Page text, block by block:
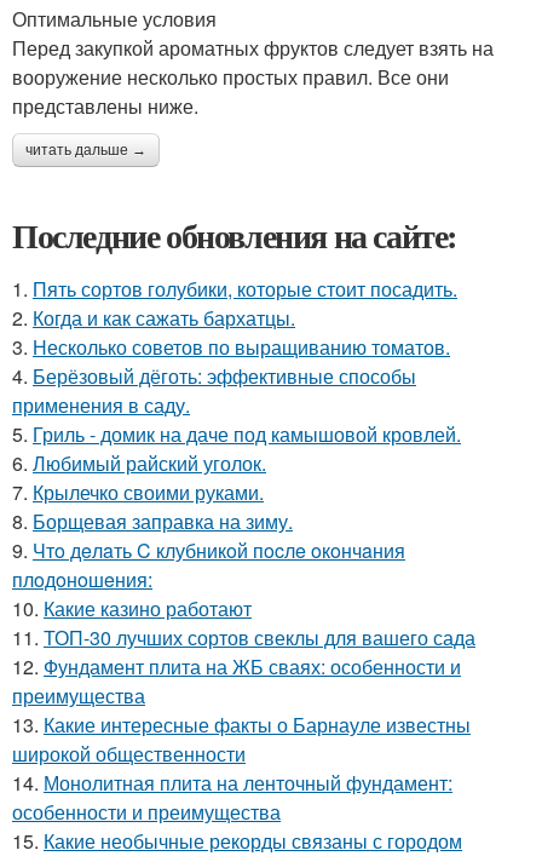
Оптимальные условия
Перед закупкой ароматных фруктов следует взять на
вооружение несколько простых правил. Все они
представлены ниже.
читать дальше →
Последние обновления на сайте:
1. Пять сортов голубики, которые стоит посадить.
2. Когда и как сажать бархатцы.
3. Несколько советов по выращиванию томатов.
4. Берёзовый дёготь: эффективные способы
применения в саду.
5. Гриль - домик на даче под камышовой кровлей.
6. Любимый райский уголок.
7. Крылечко своими руками.
8. Борщевая заправка на зиму.
9. Чтo дeлaть C клубникoй пocлe oкoнчaния
плoдoнoшeния:
10. Какие казино работают
11. ТОП-30 лучших сортов свеклы для вашего сада
12. Фундамент плита на ЖБ сваях: особенности и
преимущества
13. Какие интересные факты о Барнауле известны
широкой общественности
14. Монолитная плита на ленточный фундамент:
особенности и преимущества
15. Какие необычные рекорды связаны с городом